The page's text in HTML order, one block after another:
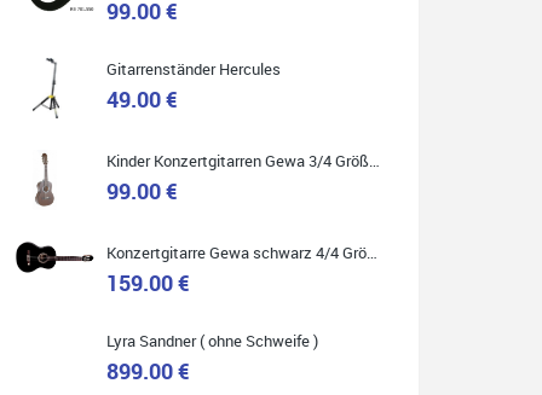
Quelle: Google-Rezension
Ich war auf der Suche nach einem neuen Keyboard
und bin begeistert: ich bin super beraten worden,
aktuell natürlich nur telefonisch. Nachdem die
99.00 €
Gitarrenständer Hercules
49.00 €
99.00 €
159.00 €
Lyra Sandner ( ohne Schweife )
899.00 €